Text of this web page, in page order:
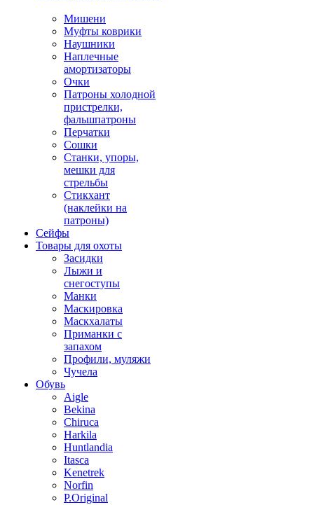
Мишени
Муфты коврики
Наушники
Наплечные
амортизаторы
Очки
Патроны холодной
пристрелки,
фальшпатроны
Перчатки
Сошки
Станки, упоры,
мешки для
стрельбы
Стикхант
(наклейки на
патроны)
Сейфы
Товары для охоты
Засидки
Лыжи и
снегоступы
Манки
Маскировка
Маскхалаты
Приманки с
запахом
Профили, муляжи
Чучела
Обувь
Aigle
Bekina
Chiruсa
Harkila
Huntlandia
Itasca
Kenetrek
Norfin
P.Original